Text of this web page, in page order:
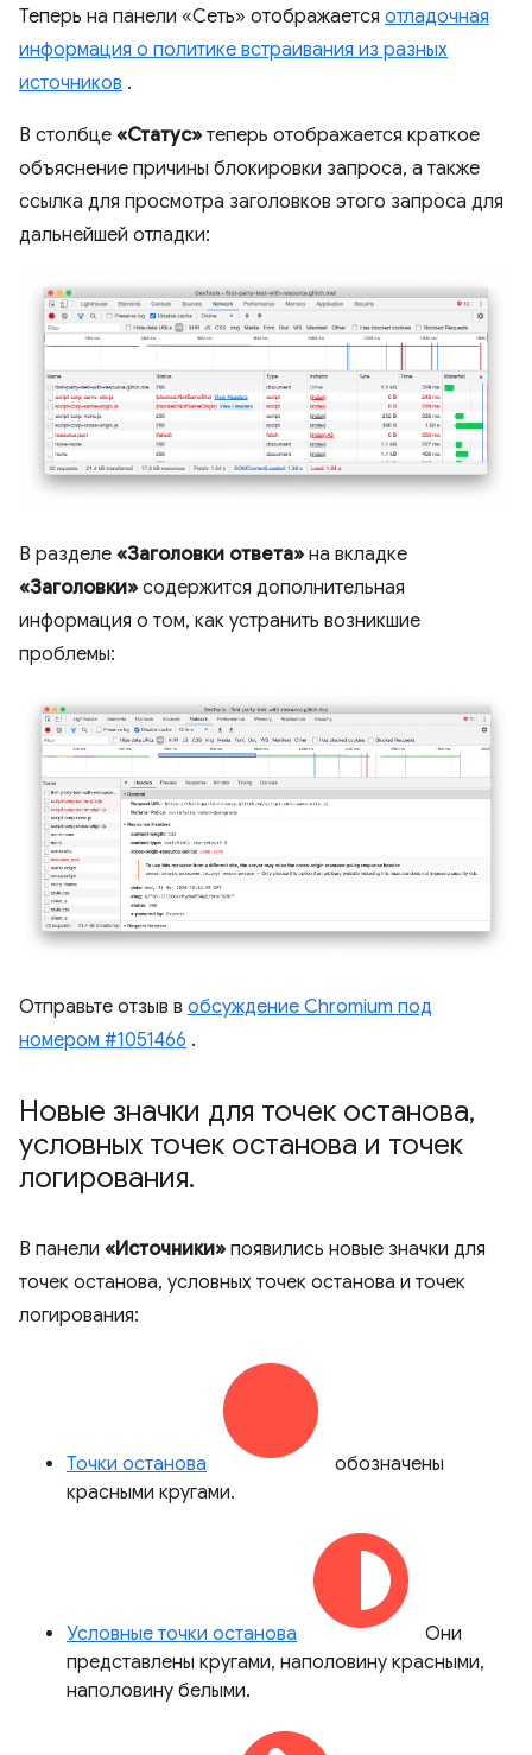
Теперь на панели «Сеть» отображается отладочная
информация о политике встраивания из разных
источников .
В столбце «Статус» теперь отображается краткое
объяснение причины блокировки запроса, а также
ссылка для просмотра заголовков этого запроса для
дальнейшей отладки:
В разделе «Заголовки ответа» на вкладке
«Заголовки» содержится дополнительная
информация о том, как устранить возникшие
проблемы:
Отправьте отзыв в обсуждение Chromium под
номером #1051466 .
Новые значки для точек останова,
условных точек останова и точек
логирования.
В панели «Источники» появились новые значки для
точек останова, условных точек останова и точек
логирования:
Точки останова
обозначены
красными кругами.
Условные точки останова
Они
представлены кругами, наполовину красными,
наполовину белыми.